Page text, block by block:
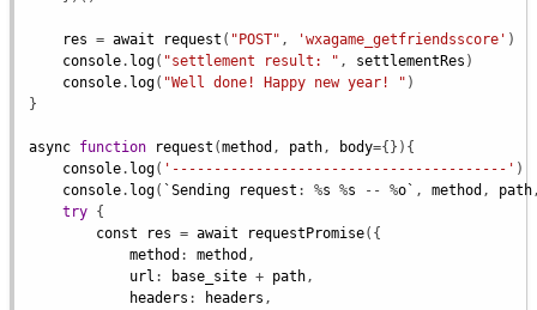
res = await request ( "POST" , 'wxagame_getfriendsscore' )
console. log( "settlement result: " , settlementRes )
console. log( "Well done! Happy new year! " )
}
async function request (method , path, body={}){
console. log( '----------------------------------------' )
console. log( `Sending request : %s %s -- %o ` , method , path
try {
const
res = await requestPromise({
method : method ,
url : base_site + path,
headers : headers ,